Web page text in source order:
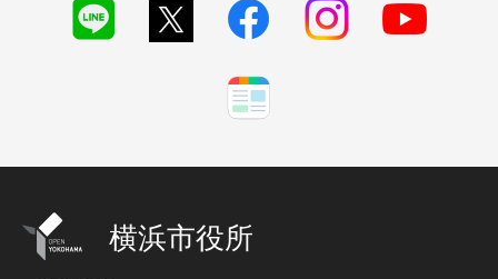
横浜市役所